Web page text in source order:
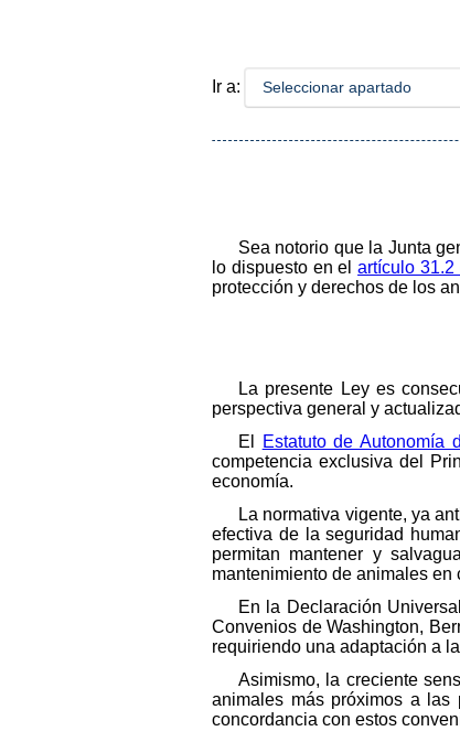
Ir a: Seleccionar apartado
Sea notorio que la Junta
lo dispuesto en elartículo 31.2
protección y derechos de los
La presente Ley es
perspectiva general y
El
Estatuto de Autonomía
competencia exclusiva del
economía.
La normativa vigente, ya
efectiva de la seguridad
permitan mantener y
mantenimiento de animales
En la Declaración
Convenios de Washington,
requiriendo una adaptación a
Asimismo, la creciente
animales más próximos a las
concordancia con estos